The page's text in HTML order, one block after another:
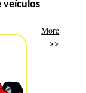
veículos
More
>>